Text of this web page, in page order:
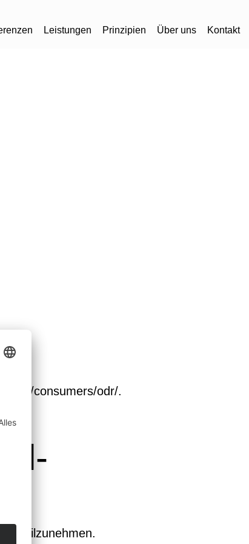
Leistungen Prinzipien Über uns Kontakt
consumers/odr/.
teilzunehmen.